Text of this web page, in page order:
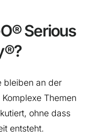
Serious
bleiben an der
Themen
ohne dass
entsteht.